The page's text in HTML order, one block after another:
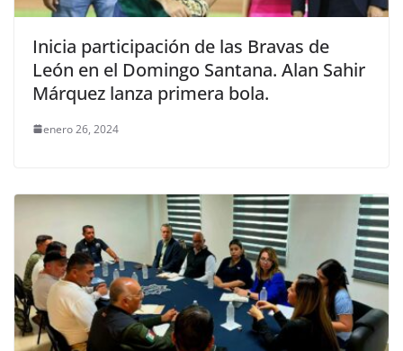
Inicia participación de las Bravas de
León en el Domingo Santana. Alan Sahir
Márquez lanza primera bola.
enero 26, 2024